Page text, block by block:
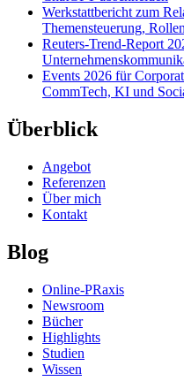
Werkstattbericht zum
Themensteuerung,
Reuters-Trend-Report
Events 2026 für
CommTech, KI und
Überblick
Angebot
Referenzen
Über mich
Kontakt
Blog
Online-PRaxis
Newsroom
Bücher
Highlights
Studien
Wissen